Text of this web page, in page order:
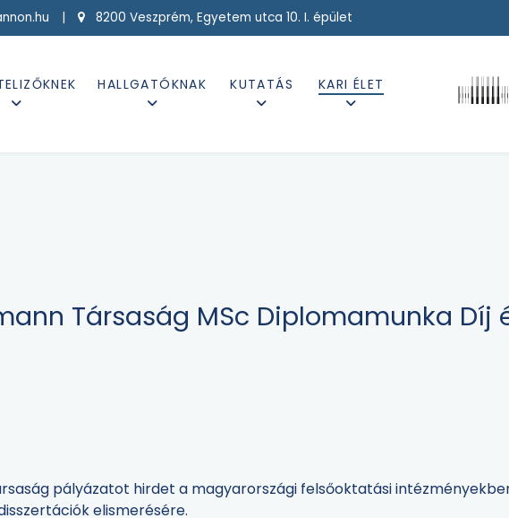
| 8200 Veszprém, Egyetem utca 10. I. épület
HALLGATÓKNAK KUTATÁS KARI ÉLET
Társaság MSc Diplomamunka Díj
pályázatot hirdet a magyarországi felsőoktatási
elismerésére.